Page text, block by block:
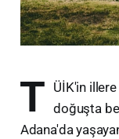
T ÜİK'in
doğuşta
Adana'da